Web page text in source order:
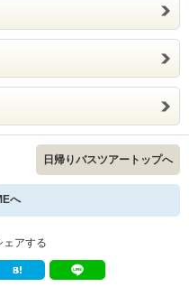
日帰りバスツアートップへ
へ
ェアする